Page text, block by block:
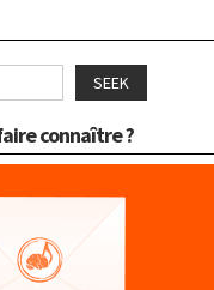
SEEK
connaître ?